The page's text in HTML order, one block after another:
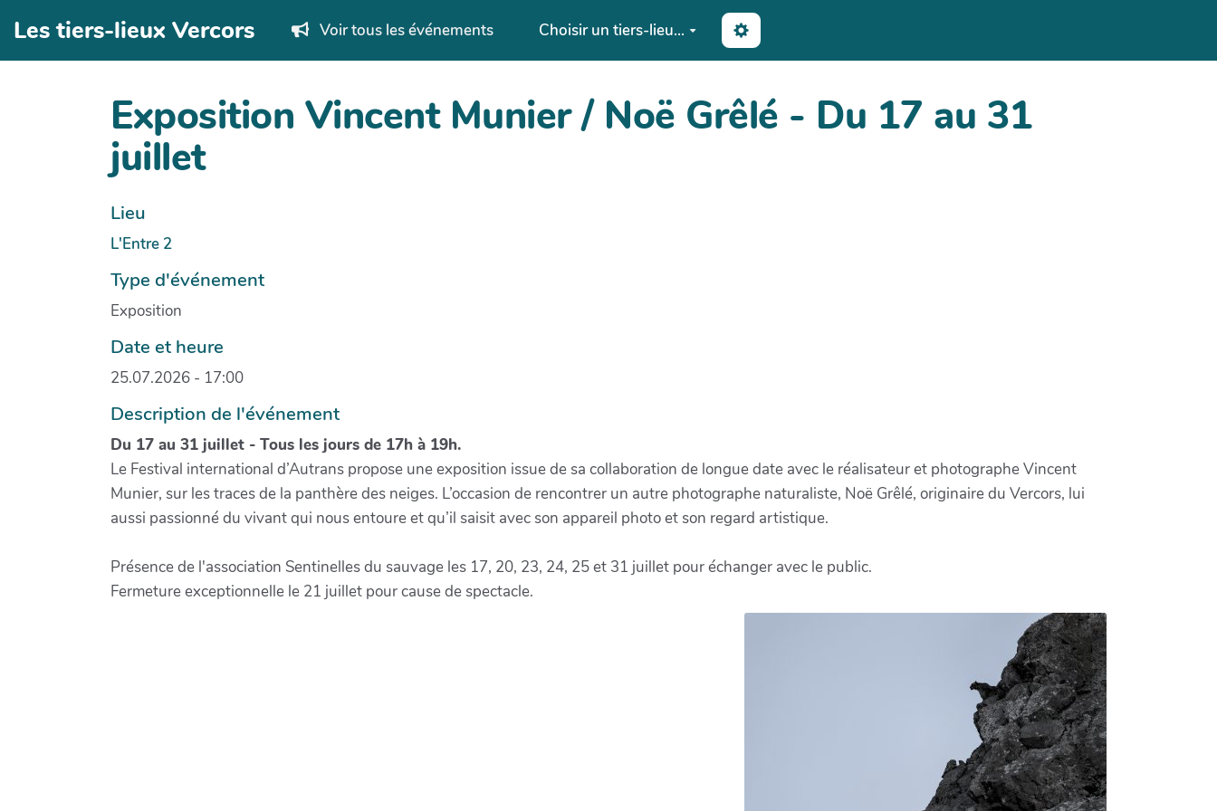
Aller au contenu principal
Les tiers-lieux Vercors Voir tous les événements Choisir un tiers-lieu...
Exposition Vincent Munier / Noë Grêlé - Du 17 au 31
juillet
Lieu
L'Entre 2
Type d'événement
Exposition
Date et heure
25.07.2026 - 17:00
Description de l'événement
Du 17 au 31 juillet - Tous les jours de 17h à 19h.
Le Festival international d’Autrans propose une exposition issue de sa collaboration de longue date avec le réalisateur et photographe Vincent
Munier, sur les traces de la panthère des neiges. L’occasion de rencontrer un autre photographe naturaliste, Noë Grêlé, originaire du Vercors, lui
aussi passionné du vivant qui nous entoure et qu’il saisit avec son appareil photo et son regard artistique.
Présence de l'association Sentinelles du sauvage les 17, 20, 23, 24, 25 et 31 juillet pour échanger avec le public.
Fermeture exceptionnelle le 21 juillet pour cause de spectacle.